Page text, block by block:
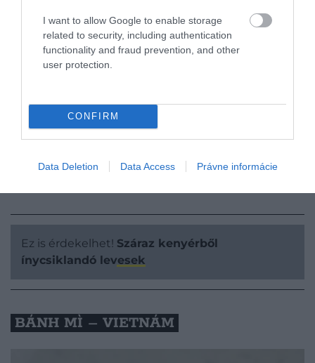
I want to allow Google to enable storage
related to security, including authentication
functionality and fraud prevention, and other
user protection.
CONFIRM
Data Deletion Data Access Právne informácie
Dél-afrikai Köztársaságikonikus szendvicse, a
Gatsby, inkább egy tartalmas ebéd, mint gyors
harapnivaló. Alapja a
vagy tojással – egészítenek ki. Az egészet piri-piri
szósszal és savanyított indiai zöldségekkel,
úgynevezett acharral ízesítik.
Ez is érdekelhet! Száraz kenyérből
ínycsiklandó levesek
BÁNH MÌ – VIETNÁM